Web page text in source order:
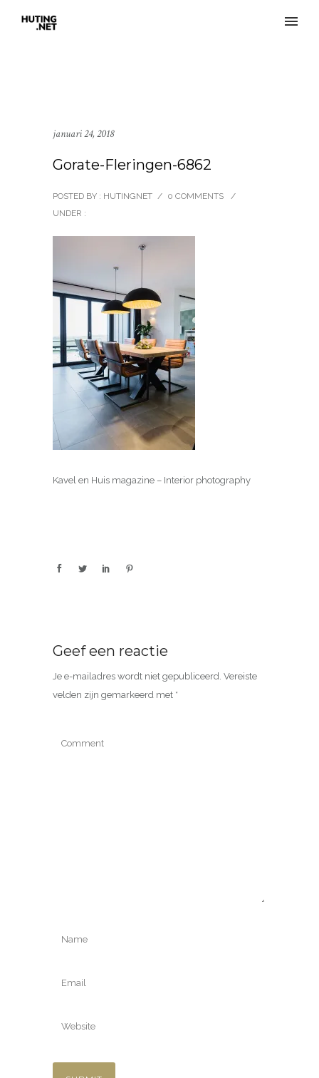
januari 24, 2018
Gorate-Fleringen-6862
POSTED BY : HUTINGNET / 0 COMMENTS
/
UNDER :
Kavel en Huis magazine – Interior photography
Geef een reactie
Je e-mailadres wordt niet gepubliceerd. Vereiste
velden zijn gemarkeerd met *